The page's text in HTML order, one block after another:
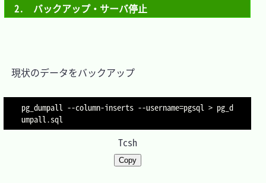
2.　バックアップ・サーバ停止
現状のデータをバックアップ
pg_dumpall --column-inserts --username=pgsql > pg_d
Tcsh
Copy